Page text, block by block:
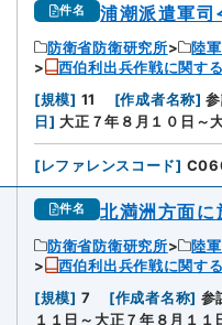
件名 浦潮派遣軍司
防衛省防衛研究所 陸
西伯利出兵作戦に関
[規模] 11 [作成者名称]
日] 大正７年８月１０日～
[レファレンスコード]
件名 北満洲方面
防衛省防衛研究所 陸
西伯利出兵作戦に関
[規模] 7 [作成者名称] 参
１１日～大正７年８月１１